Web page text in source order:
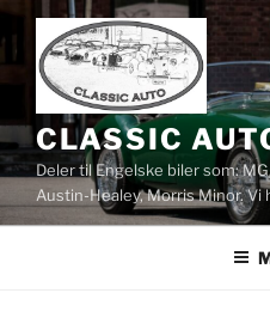
Gå
til
innhold
CLASSIC
Deler til Engelske biler som:
Austin-Healey, Morris Minor. Vi